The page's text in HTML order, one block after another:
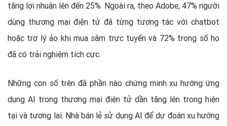
tăng lợi nhuận lên đến 25%. Ngoài ra, theo Adobe, 47% người
dùng thương mại điện tử đã từng tương tác với chatbot
hoặc trợ lý ảo khi mua sắm trực tuyến và 72% trong số họ
đã có trải nghiệm tích cực.
Những con số trên đã phần nào chứng minh xu hướng ứng
dụng AI trong thương mại điện tử dần tăng lên trong hiện
tại và tương lai. Nhà bán lẻ sử dụng AI để dự đoán xu hướng